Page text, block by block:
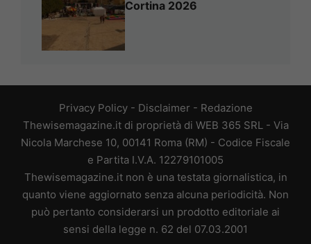
Cortina 2026
Privacy Policy- Disclaimer - Redazione
Thewisemagazine.it di proprietà di WEB 365 SRL - Via
Nicola Marchese 10, 00141 Roma (RM) - Codice Fiscale
e Partita I.V.A. 12279101005
Thewisemagazine.it non è una testata giornalistica, in
quanto viene aggiornato senza alcuna periodicità. Non
può pertanto considerarsi un prodotto editoriale ai
sensi della legge n. 62 del 07.03.2001